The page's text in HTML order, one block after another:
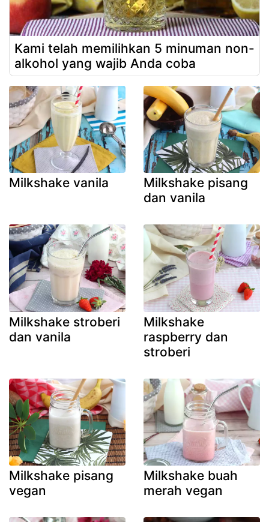
Kami telah memilihkan 5 minuman non-
alkohol yang wajib Anda coba
Milkshake vanila
Milkshake pisang
dan vanila
Milkshake stroberi
dan vanila
Milkshake
raspberry dan
stroberi
Milkshake pisang
vegan
Milkshake buah
merah vegan